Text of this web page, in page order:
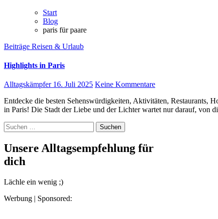
Start
Blog
paris für paare
Beiträge Reisen & Urlaub
Highlights in Paris
Alltagskämpfer 16. Juli 2025 Keine Kommentare
Entdecke die besten Sehenswürdigkeiten, Aktivitäten, Restaurants, Hotels und mehr in Paris Bonjour und herzlich willkommen
in Paris! Die Stadt der Liebe und der Lichter wartet nur darauf, von
Suchen
nach:
Unsere Alltagsempfehlung für
dich
Lächle ein wenig ;)
Werbung | Sponsored: